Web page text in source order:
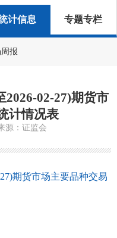
计信息 专题专栏
报
2026-02-27)期货市
计情况表
源：证监会
期货市场主要品种交易